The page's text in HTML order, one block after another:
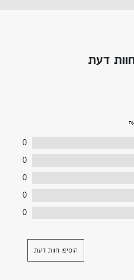
דעת
0
0
0
0
0
הוסיפו חוות דעת